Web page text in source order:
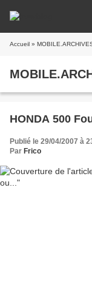
Accueil »
HONDA 500
Publié le 29/04/2007 à
Par Frico